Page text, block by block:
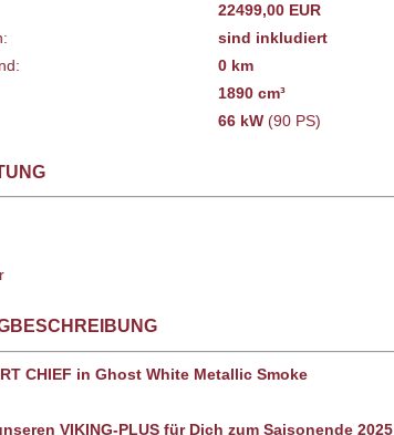
22499,00 EUR
sind inkludiert
0 km
1890 cm³
66 kW (90 PS)
CHIEF in Ghost White Metallic Smoke
VIKING-PLUS für Dich zum Saisonende 2025